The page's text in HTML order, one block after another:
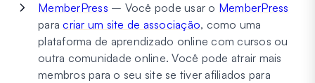
MemberPress – Você pode usar o MemberPress
paracriar um site de associação, como uma
plataforma de aprendizado online com cursos ou
outra comunidade online. Você pode atrair mais
membros para o seu site se tiver afiliados para